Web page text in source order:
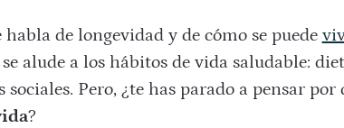
de longevidad y de cómo se puede
se alude a los hábitos de vida saludable:
sociales. Pero, ¿te has parado a pensar por
?